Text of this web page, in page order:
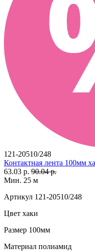
121-20510/248
Контактная лента 100мм
63.03 р. 90.04 р.
Мин. 25 м
Артикул 121-20510/248
Цвет хаки
Размер 100мм
Материал полиамид